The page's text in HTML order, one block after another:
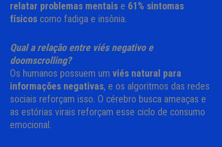
relatar problemas mentais e 61% sintomas
físicos como fadiga e insônia.
Qual a relação entre viés negativo e
doomscrolling?
Os humanos possuem um viés natural para
informações negativas, e os algoritmos das redes
sociais reforçam isso. O cérebro busca ameaças e
as estórias virais reforçam esse ciclo de consumo
emocional.